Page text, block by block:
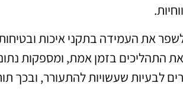
את העמידה בתקני איכות
התהליכים בזמן אמת, ומספקות
לבעיות שעשויות להתעורר, ובכך